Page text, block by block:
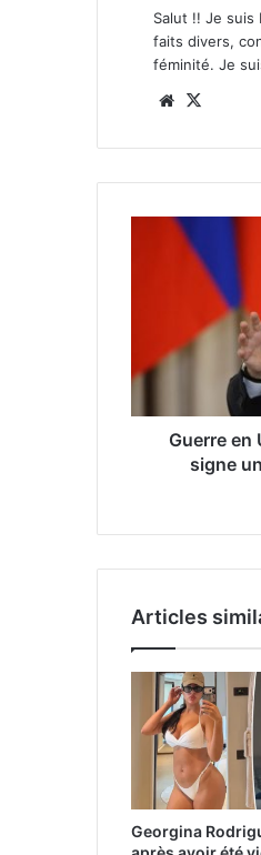
Salut !! Je suis
faits divers,
féminité. Je
Website
Guerre en
signe
Articles
Georgina